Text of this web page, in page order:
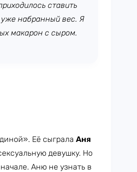
ставить
уже набранный вес. Я
макарон с сыром.
Её сыграла Аня
девушку. Но
Аню не узнать в